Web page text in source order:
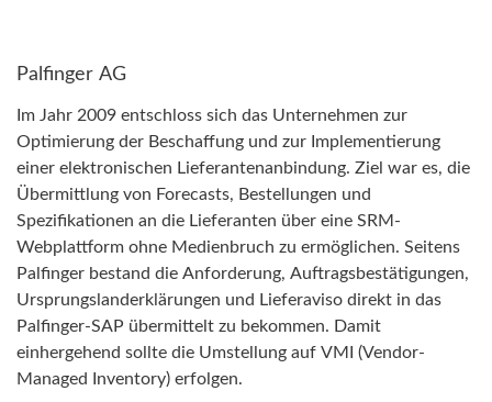
Palfinger AG
Im Jahr 2009 entschloss sich das Unternehmen zur
Optimierung der Beschaffung und zur Implementierung
einer elektronischen Lieferantenanbindung. Ziel war es, die
Übermittlung von Forecasts, Bestellungen und
Spezifikationen an die Lieferanten über eine SRM-
Webplattform ohne Medienbruch zu ermöglichen. Seitens
Palfinger bestand die Anforderung, Auftragsbestätigungen,
Ursprungslanderklärungen und Lieferaviso direkt in das
Palfinger-SAP übermittelt zu bekommen. Damit
einhergehend sollte die Umstellung auf VMI (Vendor-
Managed Inventory) erfolgen.